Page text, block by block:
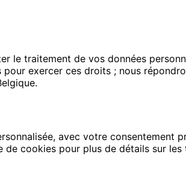
le traitement de vos données
exercer ces droits ; nous
avec votre consentement
cookies pour plus de détails sur